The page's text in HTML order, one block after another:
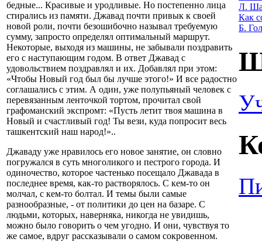
бедные... Красивые и уродливые. Но постепенно лица
стирались из памяти. Джавад почти привык к своей
новой роли, почти безошибочно называл требуемую
сумму, запросто определял оптимальный маршрут.
Некоторые, выходя из машины, не забывали поздравить
его с наступающим годом. В ответ Джавад с
удовольствием поздравлял и их. Добавлял при этом:
«Чтобы Новый год был бы лучше этого!» И все радостно
соглашались с этим. А один, уже полупьяный человек с
перевязанным ленточкой тортом, прочитал свой
графоманский экспромт: «Пусть летит твоя машина в
Новый и счастливый год! Ты вези, куда попросит весь
ташкентский наш народ!»..
Джаваду уже нравилось его новое занятие, он словно
погружался в суть многоликого и пестрого города. И
одиночество, которое частенько посещало Джавада в
последнее время, как-то растворялось. С кем-то он
молчал, с кем-то болтал. И темы были самые
разнообразные, - от политики до цен на базаре. С
людьми, которых, наверняка, никогда не увидишь,
можно было говорить о чем угодно. И они, чувствуя то
же самое, вдруг рассказывали о самом сокровенном.
Л.
Как
Б.